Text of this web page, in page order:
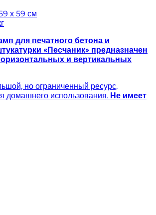
х 59 см
для печатного бетона и
«Песчаник» предназначен
и вертикальных
но ограниченный ресурс,
домашнего использования. Не имеет